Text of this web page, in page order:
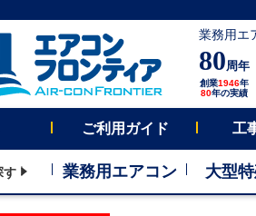
業務用エ
80周年
創業1946年
80年の実績
ご利用ガイド 工
す 業務用エアコン 大型